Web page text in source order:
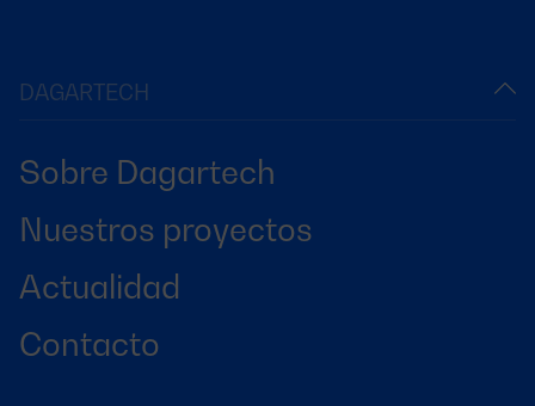
DAGARTECH
Sobre Dagartech
Nuestros proyectos
Actualidad
Contacto